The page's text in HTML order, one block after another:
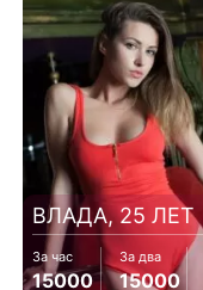
ВЛАДА, 25 ЛЕТ
За час
15000
За два
15000